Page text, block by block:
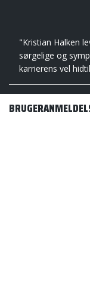
"Kristian Halken
sørgelige og
karrierens vel